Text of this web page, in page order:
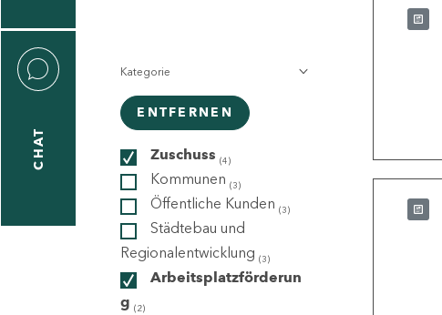
CHAT
Kategorie
ENTFERNEN
Zuschuss (4)
Kommunen (3)
Öffentliche Kunden (3)
Städtebau und
Regionalentwicklung (3)
Arbeitsplatzförderun
g (2)